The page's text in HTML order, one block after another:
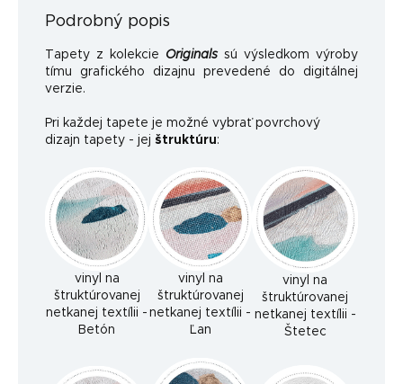
Podrobný popis
Tapety z kolekcie Originals sú výsledkom výroby
tímu grafického dizajnu prevedené do digitálnej
verzie.
Pri každej tapete je možné vybrať povrchový
dizajn tapety - jej štruktúru:
vinyl na
štruktúrovanej
netkanej textílii -
Betón
vinyl na
štruktúrovanej
netkanej textílii -
Ľan
vinyl na
štruktúrovanej
netkanej textílii -
Štetec